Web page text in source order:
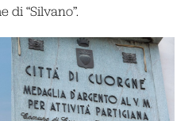
di “Silvano”.